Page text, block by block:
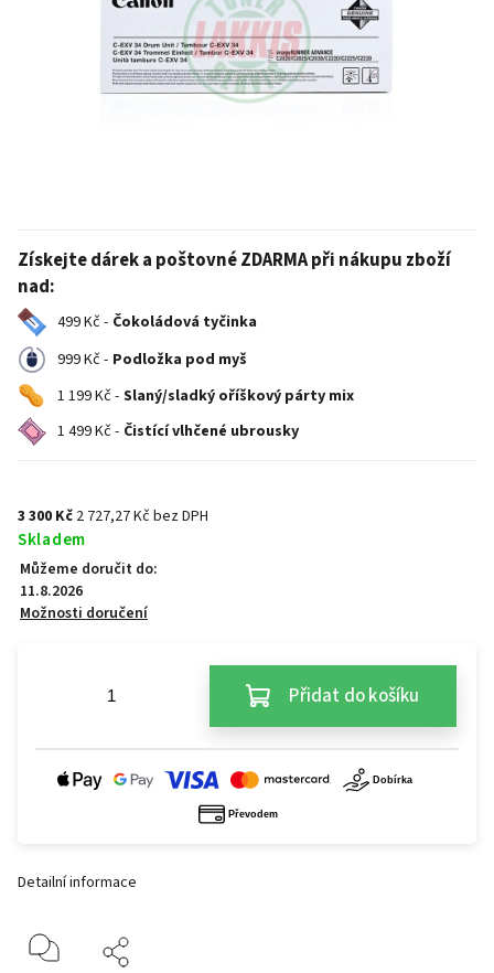
Získejte dárek a poštovné ZDARMA při nákupu zboží
nad:
499 Kč - Čokoládová tyčinka
999 Kč - Podložka pod myš
1 199 Kč - Slaný/sladký oříškový párty mix
1 499 Kč - Čistící vlhčené ubrousky
3 300 Kč 2 727,27 Kč bez DPH
Skladem
Můžeme doručit do:
11.8.2026
Možnosti doručení
Přidat do košíku
Detailní informace